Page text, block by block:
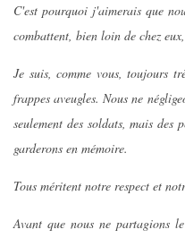
C'est pourquoi j'aimerais que
combattent, bien loin de chez
Je suis, comme vous, toujours
frappes aveugles. Nous ne
seulement des soldats, mais des
garderons en mémoire.
Tous méritent notre respect et
Avant que nous ne partagions